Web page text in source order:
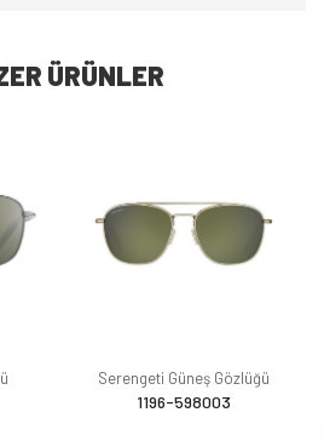
ÜRÜNLER
Serengeti Güneş Gözlüğü
1196-598003